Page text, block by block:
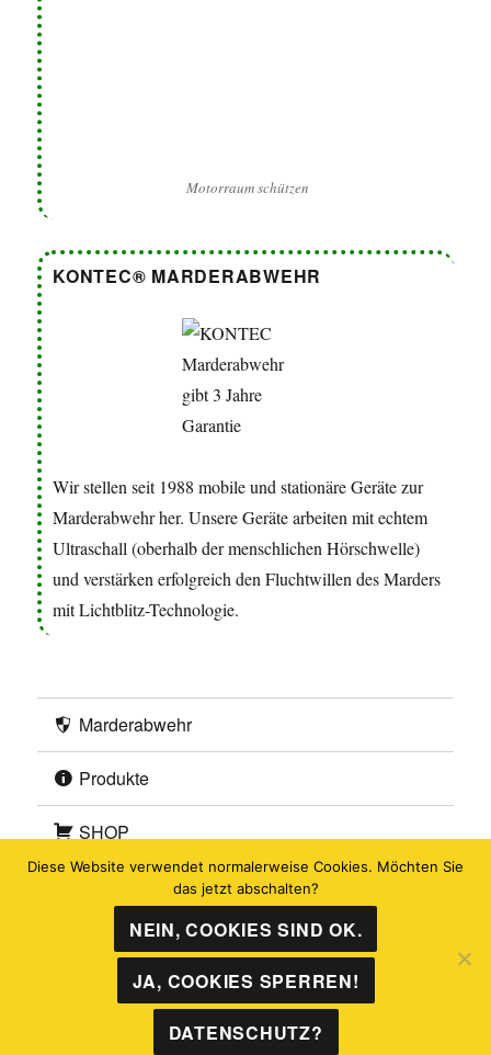
Wir nutzen Google Analytics, um die Leistung unserer Webseite
zu prüfen.
AKZEPTIEREN
ABLEHNEN
Ultraschall (oberhalb der menschlichen Hörschwelle)
und verstärken erfolgreich den Fluchtwillen des Marders
mit Lichtblitz-Technologie.
Marderabwehr
SHOP
Kontakt
Über uns
Diese Website verwendet normalerweise Cookies. Möchten Sie
das jetzt abschalten?
NEIN, COOKIES SIND OK.
JA, COOKIES SPERREN!
DATENSCHUTZ?